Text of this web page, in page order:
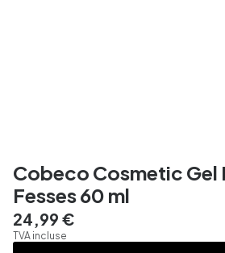
Cobeco Cosmetic
Fesses 60 ml
24,99 €
TVA incluse